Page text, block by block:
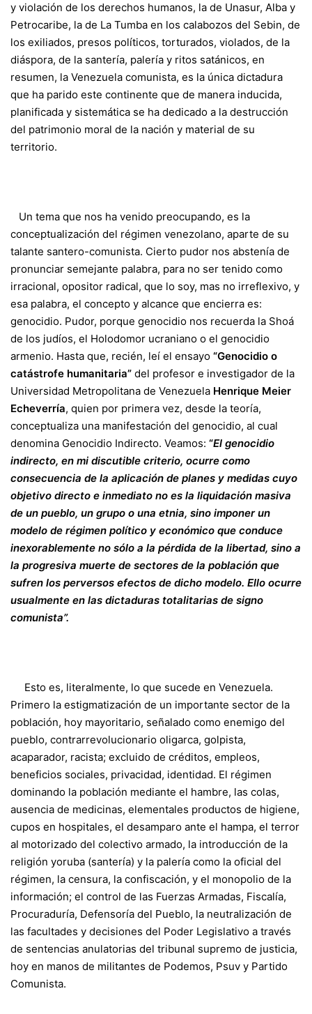
y violación de los derechos humanos, la de Unasur, Alba y
Petrocaribe, la de La Tumba en los calabozos del Sebin, de
los exiliados, presos políticos, torturados, violados, de la
diáspora, de la santería, palería y ritos satánicos, en
resumen, la Venezuela comunista, es la única dictadura
que ha parido este continente que de manera inducida,
planificada y sistemática se ha dedicado a la destrucción
del patrimonio moral de la nación y material de su
territorio.
Un tema que nos ha venido preocupando, es la
conceptualización del régimen venezolano, aparte de su
talante santero-comunista. Cierto pudor nos abstenía de
pronunciar semejante palabra, para no ser tenido como
irracional, opositor radical, que lo soy, mas no irreflexivo, y
esa palabra, el concepto y alcance que encierra es:
genocidio. Pudor, porque genocidio nos recuerda la Shoá
de los judíos, el Holodomor ucraniano o el genocidio
armenio. Hasta que, recién, leí el ensayo “Genocidio o
catástrofe humanitaria” del profesor e investigador de la
Universidad Metropolitana de Venezuela Henrique Meier
Echeverría, quien por primera vez, desde la teoría,
conceptualiza una manifestación del genocidio, al cual
denomina Genocidio Indirecto. Veamos: “El genocidio
indirecto, en mi discutible criterio, ocurre como
consecuencia de la aplicación de planes y medidas cuyo
objetivo directo e inmediato no es la liquidación masiva
de un pueblo, un grupo o una etnia, sino imponer un
modelo de régimen político y económico que conduce
inexorablemente no sólo a la pérdida de la libertad, sino a
la progresiva muerte de sectores de la población que
sufren los perversos efectos de dicho modelo. Ello ocurre
usualmente en las dictaduras totalitarias de signo
comunista”.
Esto es, literalmente, lo que sucede en Venezuela.
Primero la estigmatización de un importante sector de la
población, hoy mayoritario, señalado como enemigo del
pueblo, contrarrevolucionario oligarca, golpista,
acaparador, racista; excluido de créditos, empleos,
beneficios sociales, privacidad, identidad. El régimen
dominando la población mediante el hambre, las colas,
ausencia de medicinas, elementales productos de higiene,
cupos en hospitales, el desamparo ante el hampa, el terror
al motorizado del colectivo armado, la introducción de la
religión yoruba (santería) y la palería como la oficial del
régimen, la censura, la confiscación, y el monopolio de la
información; el control de las Fuerzas Armadas, Fiscalía,
Procuraduría, Defensoría del Pueblo, la neutralización de
las facultades y decisiones del Poder Legislativo a través
de sentencias anulatorias del tribunal supremo de justicia,
hoy en manos de militantes de Podemos, Psuv y Partido
Comunista.